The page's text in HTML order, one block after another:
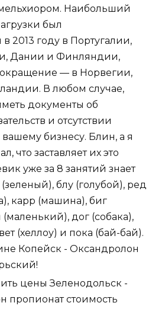
Наибольший
был
2013 году в Португалии,
Дании и Финляндии,
— в Норвегии,
В любом случае,
документы об
и отсутствии
бизнесу. Блин, а я
что заставляет их это
уже за 8 занятий знает
блу (голубой), ред
карр (машина), биг
дог (собака),
(хеллоу) и пока (бай-бай).
Копейск - Оксандролон
цены Зеленодольск -
пропионат стоимость